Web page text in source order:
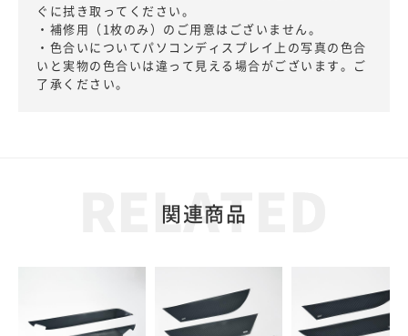
ぐに拭き取ってください。
・補修用（1枚のみ）のご用意はございません。
・色合いについてパソコンディスプレイ上の写真の色合
いと実物の色合いは違って見える場合がございます。ご
了承ください。
関連商品